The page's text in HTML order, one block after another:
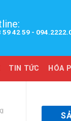
59 42 59 -
TIN TỨC HÓA